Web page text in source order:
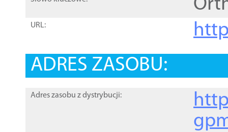
URL:
ADRES ZASOBU:
Adres zasobu z dystrybucji: